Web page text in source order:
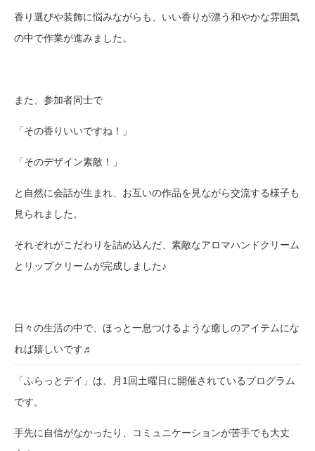
香り選びや装飾に悩みながらも、いい香りが漂う和やかな雰囲気
の中で作業が進みました。
また、参加者同士で
「その香りいいですね！」
「そのデザイン素敵！」
と自然に会話が生まれ、お互いの作品を見ながら交流する様子も
見られました。
それぞれがこだわりを詰め込んだ、素敵なアロマハンドクリーム
とリップクリームが完成しました♪
日々の生活の中で、ほっと一息つけるような癒しのアイテムにな
れば嬉しいです♬
「ふらっとデイ」は、月1回土曜日に開催されているプログラム
です。
手先に自信がなかったり、コミュニケーションが苦手でも大丈